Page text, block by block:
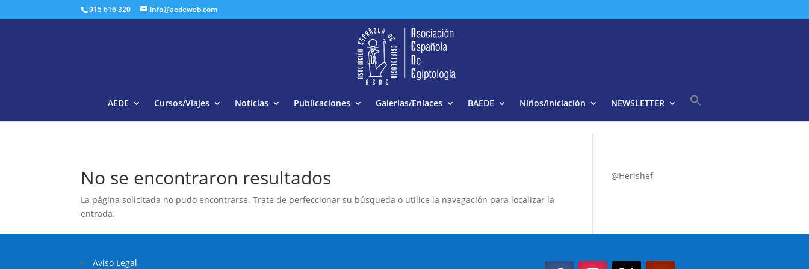
915 616 320 info@aedeweb.com
AEDE Cursos/Viajes Noticias Publicaciones Galerías/Enlaces BAEDE Niños/Iniciación NEWSLETTER
No se encontraron resultados
La página solicitada no pudo encontrarse. Trate de perfeccionar su búsqueda o utilice la navegación para localizar la
entrada.
@Herishef
Aviso Legal